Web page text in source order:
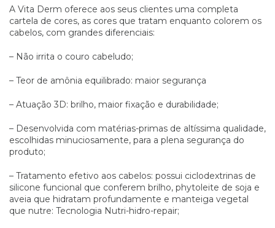
A Vita Derm oferece aos seus clientes uma completa
cartela de cores, as cores que tratam enquanto colorem os
cabelos, com grandes diferenciais:
– Não irrita o couro cabeludo;
– Teor de amônia equilibrado: maior segurança
– Atuação 3D: brilho, maior fixação e durabilidade;
– Desenvolvida com matérias-primas de altíssima qualidade,
escolhidas minuciosamente, para a plena segurança do
produto;
– Tratamento efetivo aos cabelos: possui ciclodextrinas de
silicone funcional que conferem brilho, phytoleite de soja e
aveia que hidratam profundamente e manteiga vegetal
que nutre: Tecnologia Nutri-hidro-repair;